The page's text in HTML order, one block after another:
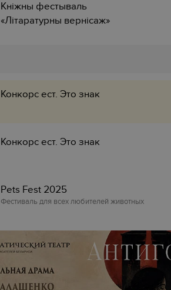
Кніжны фестываль
«Літаратурны вернісаж»
Конкорс ест. Это знак
Конкорс ест. Это знак
‎Pets Fest 2025
Фестиваль для всех любителей животных